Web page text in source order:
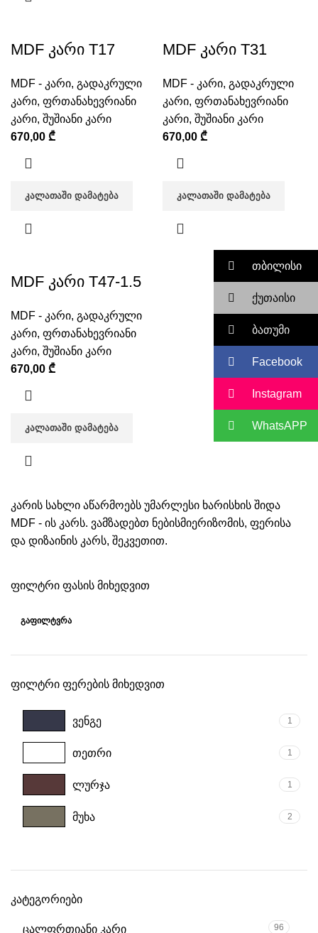
ფილტრი ფასის მიხედვით
ᲒᲐᲤᲘᲚᲢᲕᲠᲐ
ფილტრი ფერების მიხედვით
ვენგე 1
თეთრი 1
ლურჯა 1
მუხა 2
კატეგორიები
ცალფრთიანი კარი 96
MDF კარი T17
MDF - კარი, გადაკრული
კარი, ფრთანახევრიანი
კარი, შუშიანი კარი
670,00 ₾
ᲙᲐᲚᲐᲗᲐᲨᲘ ᲓᲐᲛᲐᲢᲔᲑᲐ
MDF კარი T31
MDF - კარი, გადაკრული
კარი, ფრთანახევრიანი
კარი, შუშიანი კარი
670,00 ₾
ᲙᲐᲚᲐᲗᲐᲨᲘ ᲓᲐᲛᲐᲢᲔᲑᲐ
MDF კარი T47-1.5
MDF - კარი, გადაკრული
კარი, ფრთანახევრიანი
კარი, შუშიანი კარი
670,00 ₾
ᲙᲐᲚᲐᲗᲐᲨᲘ ᲓᲐᲛᲐᲢᲔᲑᲐ
კარის სახლი აწარმოებს უმარლესი ხარისხის შიდა
MDF - ის კარს. ვამზადებთ ნებისმიერიზომის, ფერისა
და დიზაინის კარს, შეკვეთით.
თბილისი
ქუთაისი
ბათუმი
Facebook
Instagram
WhatsAPP